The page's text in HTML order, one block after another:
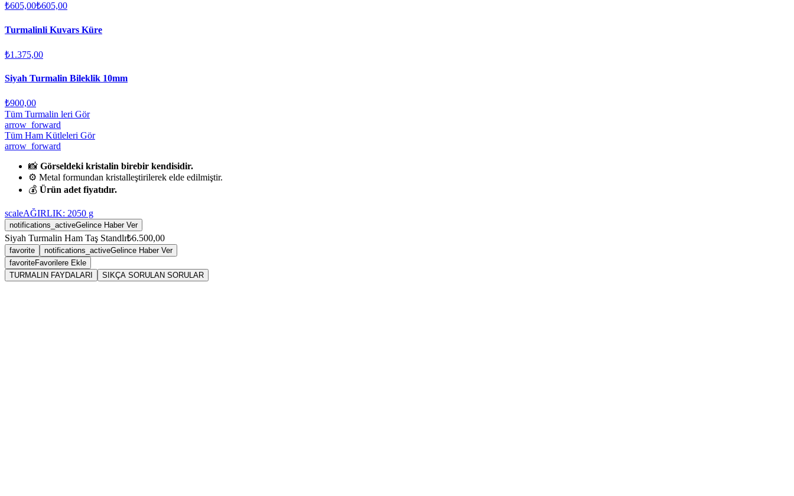
₺605,00₺605,00
Turmalinli Kuvars Küre
₺1.375,00
Siyah Turmalin Bileklik 10mm
₺900,00
Tüm Turmalin leri Gör
arrow_forward
Tüm Ham Kütleleri Gör
arrow_forward
📸 Görseldeki kristalin birebir kendisidir.
⚙️ Metal formundan kristalleştirilerek elde edilmiştir.
💰 Ürün adet fiyatıdır.
scaleAĞIRLIK: 2050 g
notifications_activeGelince Haber Ver
Siyah Turmalin Ham Taş Standlı₺6.500,00
favorite notifications_activeGelince Haber Ver
favoriteFavorilere Ekle
TURMALIN FAYDALARI
SIKÇA SORULAN SORULAR